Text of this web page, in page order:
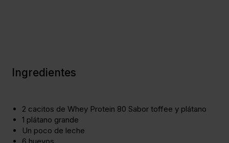
Ingredientes
2 cacitos de Whey Protein 80 Sabor toffee y plátano
1 plátano grande
Un poco de leche